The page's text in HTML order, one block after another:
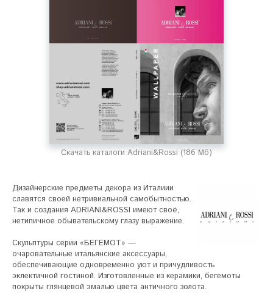
Скачать каталоги Adriani&Rossi (186 Мб)
Дизайнерские предметы декора из Италиии
славятся своей нетривиальной самобытностью.
Так и создания ADRIANI&ROSSI имеют своё,
нетипичное обывательскому глазу выражение.
Скульптуры серии «БЕГЕМОТ» —
очаровательные итальянские аксессуары,
обеспечивающие одновременно уют и причудливость
эклектичной гостиной. Изготовленные из керамики, бегемоты
покрыты глянцевой эмалью цвета античного золота.